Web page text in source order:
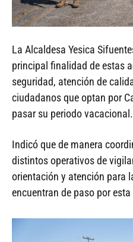
La Alcaldesa Yesica
principal finalidad de estas
seguridad, atención de
ciudadanos que optan por
pasar su periodo vacacional.
Indicó que de manera
distintos operativos de
orientación y atención para
encuentran de paso por